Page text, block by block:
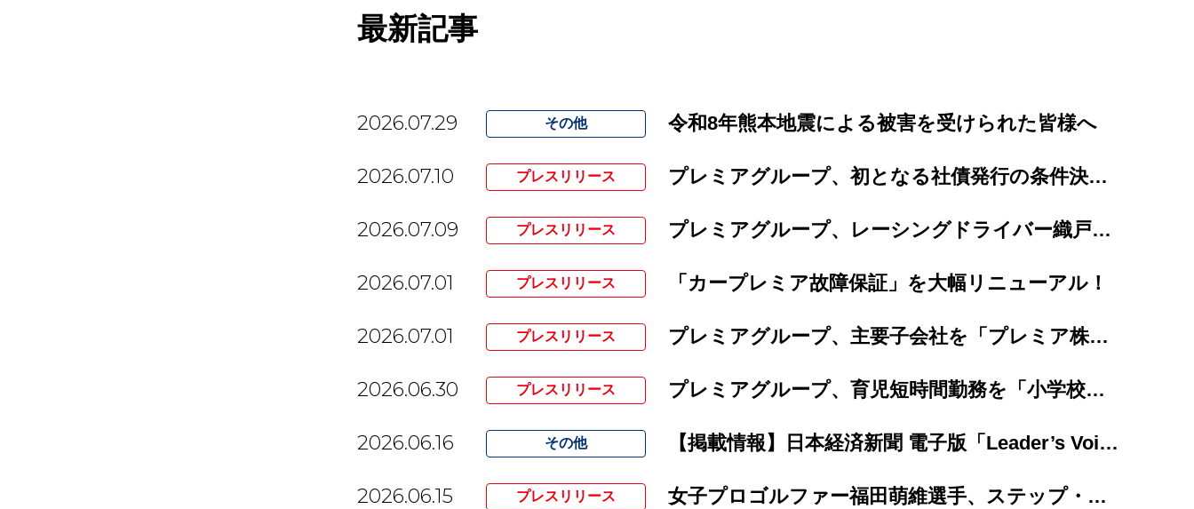
最新記事
2026.07.29 その他 令和8年熊本地震による被害を受けられた皆様へ
2026.07.10 プレスリリース プレミアグループ、初となる社債発行の条件決定、及び個人投資家向け「カープレミア債」の発...
2026.07.09 プレスリリース プレミアグループ、レーシングドライバー織戸茉彩選手とのスポンサー契約を更新
2026.07.01 プレスリリース 「カープレミア故障保証」を大幅リニューアル！
2026.07.01 プレスリリース プレミアグループ、主要子会社を「プレミア株式会社」へ完全統合
2026.06.30 プレスリリース プレミアグループ、育児短時間勤務を「小学校卒業まで（最長12年間）」に大幅延長
2026.06.16 その他 【掲載情報】日本経済新聞 電子版「Leader’s Voice」にて当社代...
2026.06.15 プレスリリース 女子プロゴルファー福田萌維選手、ステップ・アップ・ツアーで悲願のプロ初優勝を達成！